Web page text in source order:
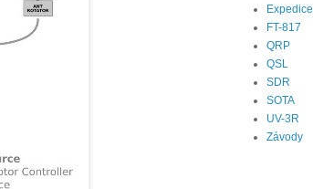
Expedice
FT-817
QRP
QSL
SDR
SOTA
UV-3R
Závody